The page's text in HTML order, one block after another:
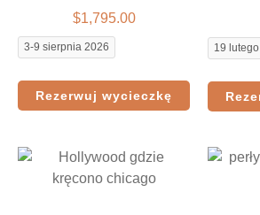
$1,795.00
3-9 sierpnia 2026
Rezerwuj wycieczkę
19